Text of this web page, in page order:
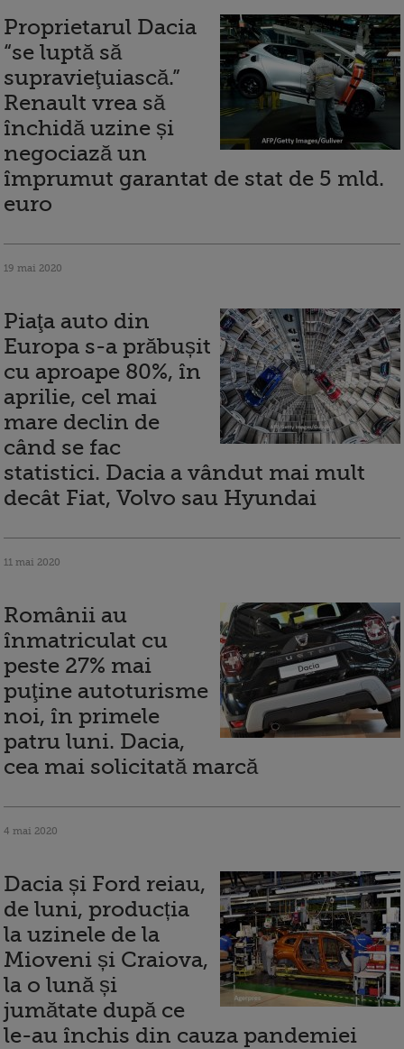
Proprietarul Dacia
“se luptă să
supravieţuiască.”
Renault vrea să
închidă uzine și
negociază un
împrumut garantat de stat de 5 mld.
euro
19 mai 2020
Piaţa auto din
Europa s-a prăbușit
cu aproape 80%, în
aprilie, cel mai
mare declin de
când se fac
statistici. Dacia a vândut mai mult
decât Fiat, Volvo sau Hyundai
11 mai 2020
Românii au
înmatriculat cu
peste 27% mai
puţine autoturisme
noi, în primele
patru luni. Dacia,
cea mai solicitată marcă
4 mai 2020
Dacia și Ford reiau,
de luni, producția
la uzinele de la
Mioveni și Craiova,
la o lună și
jumătate după ce
le-au închis din cauza pandemiei